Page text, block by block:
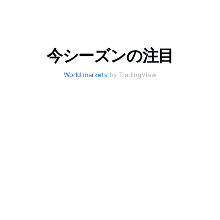
今シーズンの注目
World markets by TradingView